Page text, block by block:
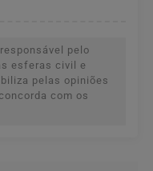
pelo
esferas civil e
pelas opiniões
com os